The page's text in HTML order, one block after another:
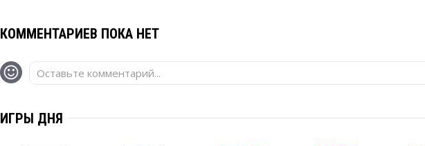
КОММЕНТАРИЕВ ПОКА НЕТ
Оставьте комментарий...
ИГРЫ ДНЯ